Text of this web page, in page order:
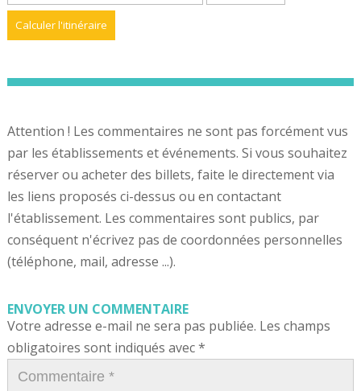
Attention ! Les commentaires ne sont pas forcément vus
par les établissements et événements. Si vous souhaitez
réserver ou acheter des billets, faite le directement via
les liens proposés ci-dessus ou en contactant
l'établissement. Les commentaires sont publics, par
conséquent n'écrivez pas de coordonnées personnelles
(téléphone, mail, adresse ...).
ENVOYER UN COMMENTAIRE
Votre adresse e-mail ne sera pas publiée. Les champs
obligatoires sont indiqués avec*